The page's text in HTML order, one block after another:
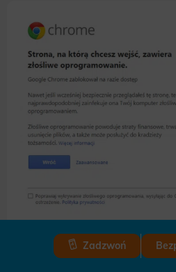
Złośliwy kod na
Zadzwoń